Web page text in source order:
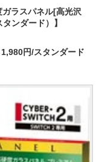
ガラスパネル[高光沢
ンダード）】
円/スタンダード